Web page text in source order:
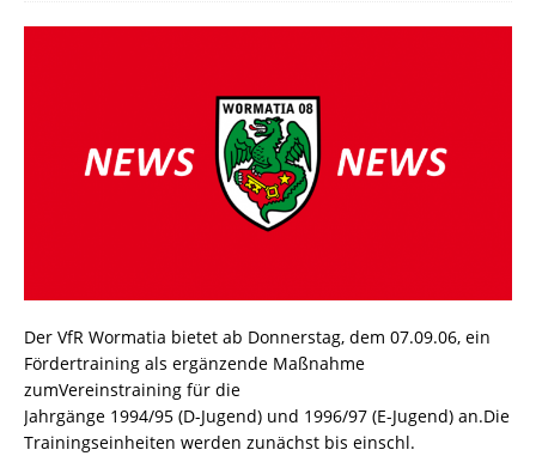
Der VfR Wormatia bietet ab Donnerstag, dem 07.09.06, ein
Fördertraining als ergänzende Maßnahme
zumVereinstraining für die
Jahrgänge 1994/95 (D-Jugend) und 1996/97 (E-Jugend) an.Die
Trainingseinheiten werden zunächst bis einschl.